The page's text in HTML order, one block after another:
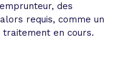
des
requis, comme un
traitement en cours.